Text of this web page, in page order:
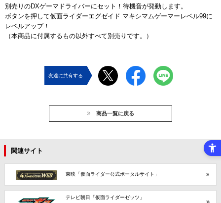
別売りのDXゲーマドライバーにセット！待機音が発動します。
ボタンを押して仮面ライダーエグゼイド マキシマムゲーマーレベル99に
レベルアップ！
（本商品に付属するもの以外すべて別売りです。）
友達に共有する
商品一覧に戻る
関連サイト
東映「仮面ライダー公式ポータルサイト」
テレビ朝日「仮面ライダーゼッツ」